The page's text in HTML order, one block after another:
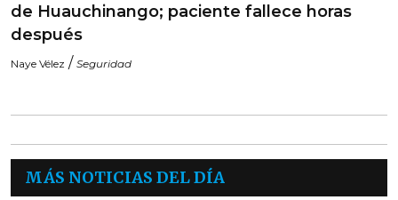
de Huauchinango; paciente fallece horas
después
Naye Vélez / Seguridad
MÁS NOTICIAS DEL DÍA